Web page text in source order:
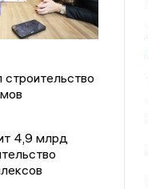
4,9 млрд